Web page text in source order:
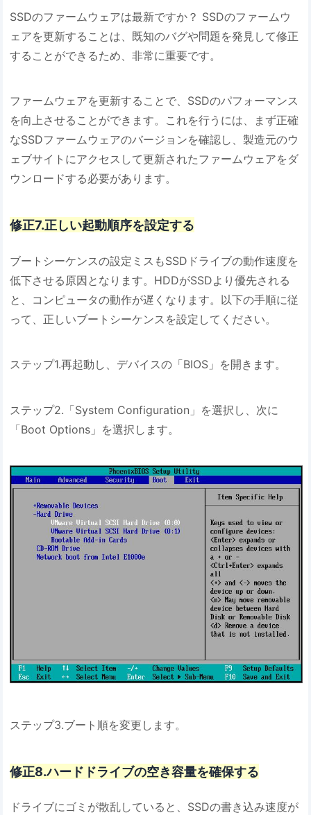
SSDのファームウェアは最新ですか？ SSDのファームウ
ェアを更新することは、既知のバグや問題を発見して修正
することができるため、非常に重要です。
ファームウェアを更新することで、SSDのパフォーマンス
を向上させることができます。これを行うには、まず正確
なSSDファームウェアのバージョンを確認し、製造元のウ
ェブサイトにアクセスして更新されたファームウェアをダ
ウンロードする必要があります。
修正7.正しい起動順序を設定する
ブートシーケンスの設定ミスもSSDドライブの動作速度を
低下させる原因となります。HDDがSSDより優先される
と、コンピュータの動作が遅くなります。以下の手順に従
って、正しいブートシーケンスを設定してください。
ステップ1.再起動し、デバイスの「BIOS」を開きます。
ステップ2.「System Configuration」を選択し、次に
「Boot Options」を選択します。
ステップ3.ブート順を変更します。
修正8.ハードドライブの空き容量を確保する
ドライブにゴミが散乱していると、SSDの書き込み速度が